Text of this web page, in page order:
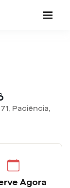
Paciência,
Agora